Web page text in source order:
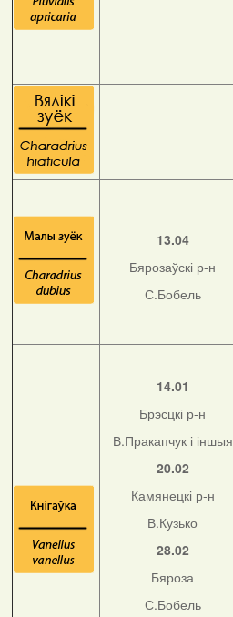
13.04
Бярозаўскі р-н
С.Бобель
14.01
Брэсцкі р-н
В.Пракапчук і іншыя
20.02
Камянецкі р-н
В.Кузько
28.02
Бяроза
С.Бобель